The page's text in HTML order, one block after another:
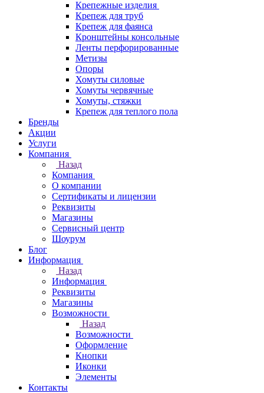
Крепежные изделия
Крепеж для труб
Крепеж для фаянса
Кронштейны консольные
Ленты перфорированные
Метизы
Опоры
Хомуты силовые
Хомуты червячные
Хомуты, стяжки
Крепеж для теплого пола
Бренды
Акции
Услуги
Компания
Назад
Компания
О компании
Сертификаты и лицензии
Реквизиты
Магазины
Сервисный центр
Шоурум
Блог
Информация
Назад
Информация
Реквизиты
Магазины
Возможности
Назад
Возможности
Оформление
Кнопки
Иконки
Элементы
Контакты